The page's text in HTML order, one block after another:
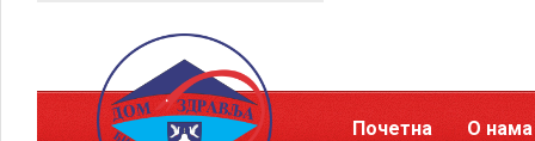
Почетна О нама